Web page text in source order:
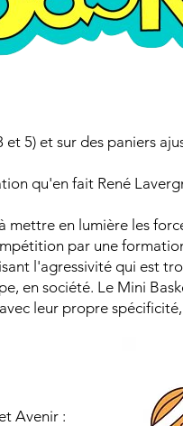
5) et sur des paniers
qu'en fait René
mettre en lumière les
par une
l'agressivité qui est
en société. Le Mini
leur propre
Avenir :